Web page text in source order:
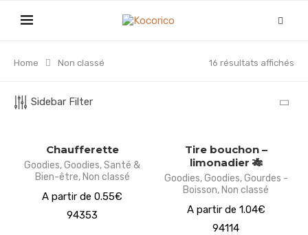
Home Non classé 16 résultats affichés
Sidebar Filter
Chaufferette
Goodies,Goodies,Santé &
Bien-être, Non classé
A partir de 0.55€
94353
Tire bouchon –
limonadier 🎋
Goodies,Goodies,Gourdes -
Boisson, Non classé
A partir de 1.04€
94114